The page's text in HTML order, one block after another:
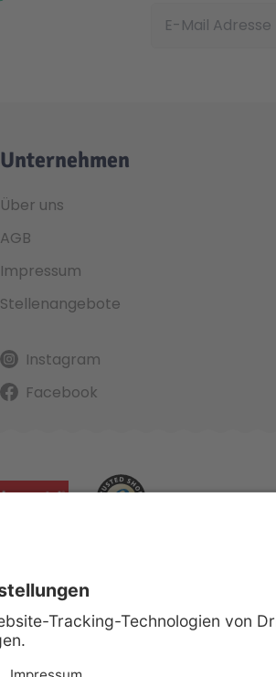
Unternehmen
Über uns
AGB
Impressum
Stellenangebote
Instagram
Facebook
Alle